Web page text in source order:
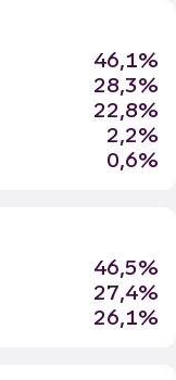
46,1%
28,3%
22,8%
2,2%
0,6%
46,5%
27,4%
26,1%